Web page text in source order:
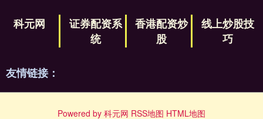
科元网
证券配资系
统
香港配资炒
股
线上炒股技
巧
友情链接：
Powered by 科元网 RSS地图 HTML地图